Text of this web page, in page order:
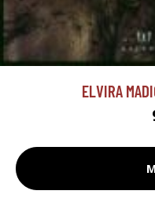
ELVIRA